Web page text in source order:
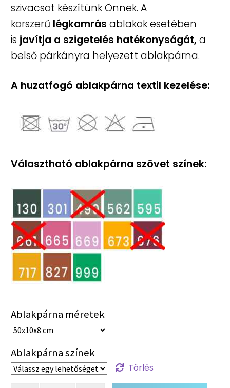
szivacsot készítünk Önnek. A
korszerű légkamrás ablakok esetében
is javítja a szigetelés hatékonyságát, a
belső párkányra helyezett ablakpárna.
A huzatfogó ablakpárna textil kezelése:
Választható ablakpárna szövet színek:
Ablakpárna méretek
Ablakpárna színek
Törlés